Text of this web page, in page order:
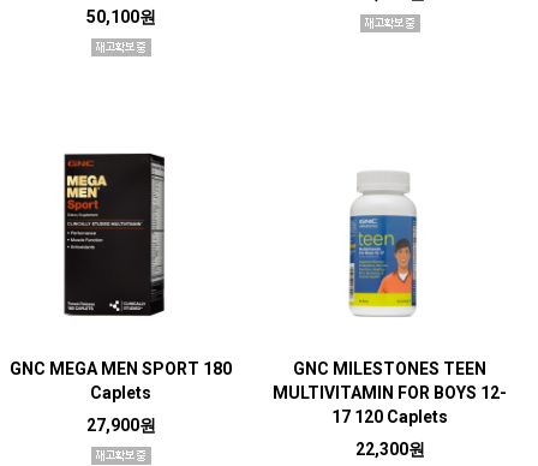
50,100원
GNC MEGA MEN SPORT 180
Caplets
27,900원
GNC MILESTONES TEEN
MULTIVITAMIN FOR BOYS 12-
17 120 Caplets
22,300원